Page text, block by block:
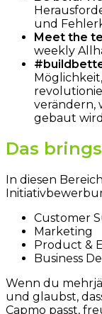
und
Meet the
weekly
verändern,
gebaut
Das
In diesen
Customer
Marketing
Product &
Business
Wenn du
und glaubst,
Capmo passt,